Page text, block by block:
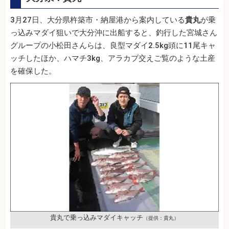
3月27日、大分県杵築市・納屋港から案内している貴丸が乗
っ込みマダイ狙いで大分沖に出船すると、釣行した宮城さん
グループの小松田さんらは、良型マダイ2.5kg頭に11尾キャ
ッチしたほか、ハマチ3kg、アラカブ交えご覧のような土産
を確保した。
貴丸で乗っ込みマダイキャッチ （提供：貴丸）